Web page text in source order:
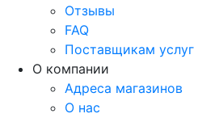
Отзывы
FAQ
Поставщикам услуг
О компании
Адреса магазинов
О нас